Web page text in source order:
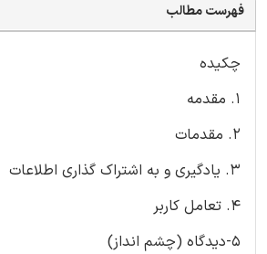
فهرست مطالب
چکیده
1. مقدمه
2. مقدمات
3. یادگیری و به اشتراک گذاری اطلاعات
4. تعامل کاربر
5-دیدگاه (چشم انداز)